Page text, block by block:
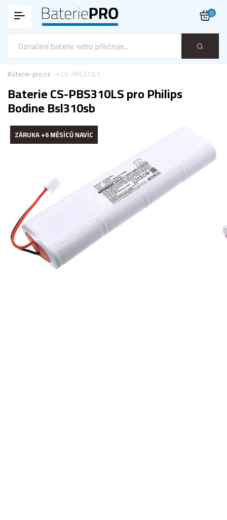
0
CS-PBS310LS
Baterie-pro.cz
Baterie CS-PBS310LS pro Philips
Bodine Bsl310sb
ZÁRUKA +6 MĚSÍCŮ NAVÍC